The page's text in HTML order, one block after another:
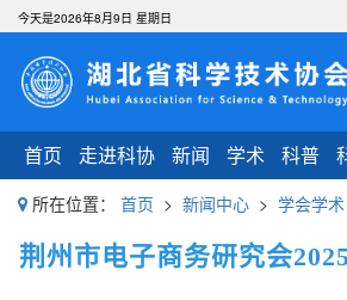
首页 走进科协 新闻 学术 科普
今天是2026年8月9日 星期日
所在位置： 首页 > 新闻中心 > 学会学术
荆州市电子商务研究会